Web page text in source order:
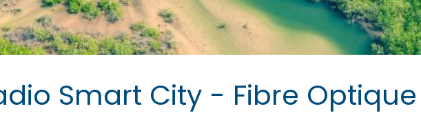
Smart City - Fibre Optique